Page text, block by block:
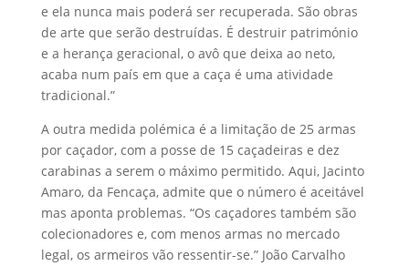
e ela nunca mais poderá ser recuperada. São obras
de arte que serão destruídas. É destruir património
e a herança geracional, o avô que deixa ao neto,
acaba num país em que a caça é uma atividade
tradicional.”
A outra medida polémica é a limitação de 25 armas
por caçador, com a posse de 15 caçadeiras e dez
carabinas a serem o máximo permitido. Aqui, Jacinto
Amaro, da Fencaça, admite que o número é aceitável
mas aponta problemas. “Os caçadores também são
colecionadores e, com menos armas no mercado
legal, os armeiros vão ressentir-se.” João Carvalho